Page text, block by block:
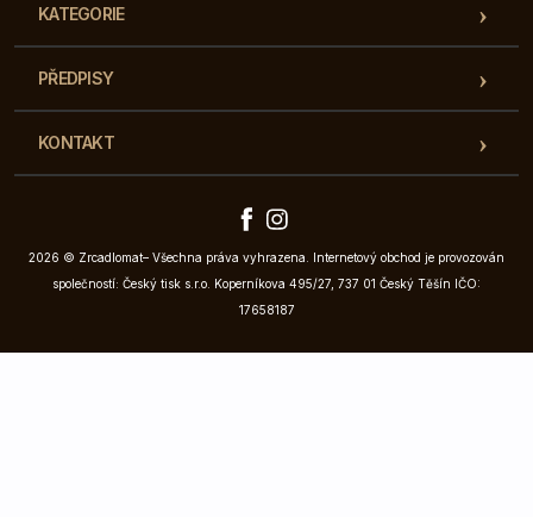
KATEGORIE
PŘEDPISY
KONTAKT
2026 © Zrcadlomat– Všechna práva vyhrazena. Internetový obchod je provozován
společností: Český tisk s.r.o. Koperníkova 495/27, 737 01 Český Těšín IČO:
17658187